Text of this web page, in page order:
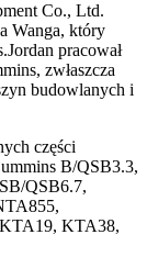
Co., Ltd.
Wanga, który
pracował
zwłaszcza
budowlanych i
części
B/QSB3.3,
QSB6.7,
KTA38,